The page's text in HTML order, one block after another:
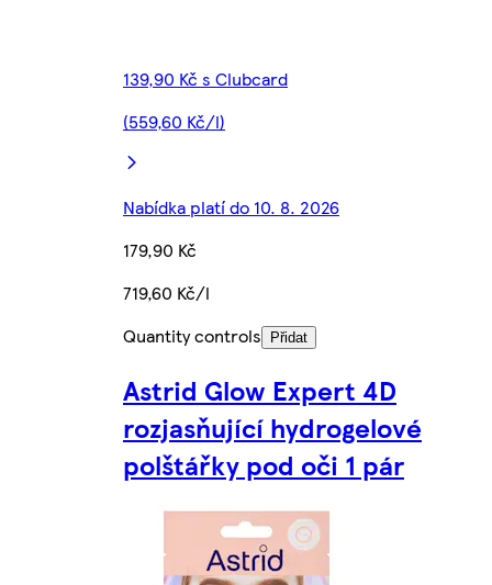
139,90 Kč s Clubcard
(559,60 Kč/l)
Nabídka platí do 10. 8. 2026
179,90 Kč
719,60 Kč/l
Quantity controls
Přidat
Astrid Glow Expert 4D
rozjasňující hydrogelové
polštářky pod oči 1 pár